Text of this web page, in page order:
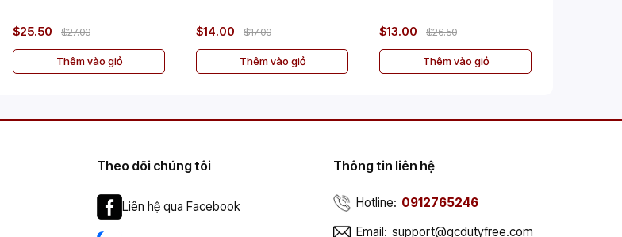
$25.50 $27.00
Thêm vào giỏ
$14.00 $17.00
Thêm vào giỏ
$13.00 $26.50
Thêm vào giỏ
Theo dõi chúng tôi
Liên hệ qua Facebook
Thông tin liên hệ
Hotline: 0912765246
Email: support@gcdutyfree.com